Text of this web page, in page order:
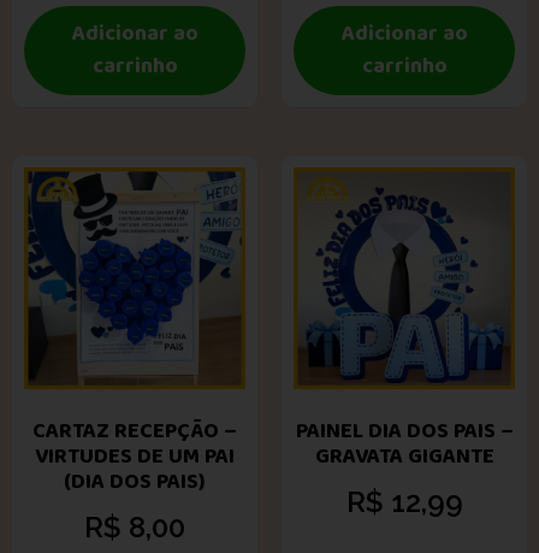
Adicionar ao
carrinho
Adicionar ao
carrinho
CARTAZ RECEPÇÃO –
VIRTUDES DE UM PAI
(DIA DOS PAIS)
R$ 8,00
PAINEL DIA DOS PAIS –
GRAVATA GIGANTE
R$ 12,99